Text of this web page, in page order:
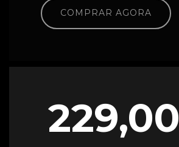
COMPRAR AGORA
229,00